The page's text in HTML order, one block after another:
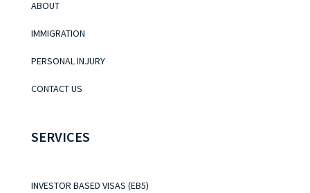
ABOUT
IMMIGRATION
PERSONAL INJURY
CONTACT US
SERVICES
INVESTOR BASED VISAS (EB5)